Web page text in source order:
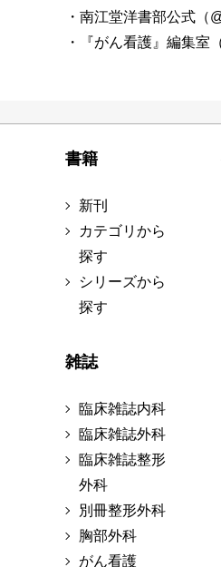
・南江堂洋書部公式（
・『がん看護』編集室
書籍
新刊
カテゴリから
探す
シリーズから
探す
雑誌
臨床雑誌内科
臨床雑誌外科
臨床雑誌整形
外科
別冊整形外科
胸部外科
がん看護